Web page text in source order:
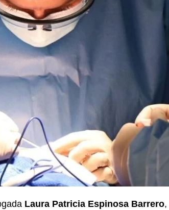
de la Escuela de Carabineros a La Picaleña: los
JUDICIALES
Laura Patricia Espinosa Barrero,